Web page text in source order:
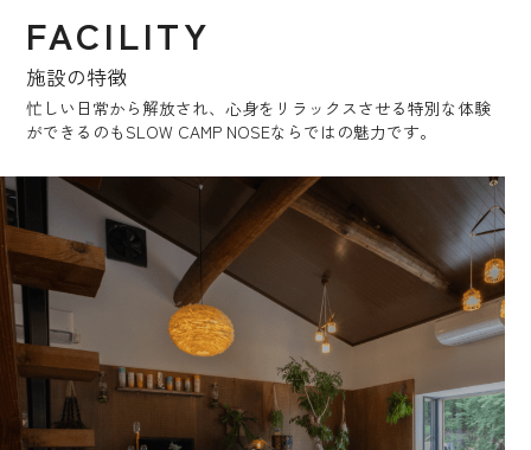
FACILITY
施設の特徴
忙しい日常から解放され、心身をリラックスさせる特別な体験
ができるのもSLOW CAMP NOSEならではの魅力です。